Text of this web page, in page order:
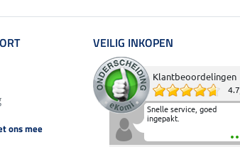
ons mee
VEILIG INKOPEN
Klantbeoordelingen
4.7
Snelle service, goed
ingepakt.